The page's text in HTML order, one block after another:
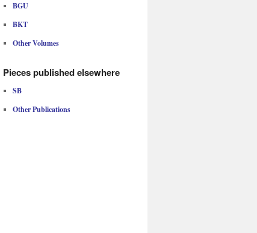
BGU
BKT
Other Volumes
Pieces published elsewhere
SB
Other Publications